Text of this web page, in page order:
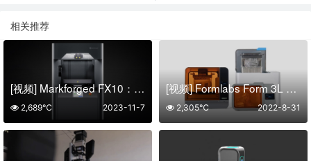
相关推荐
[视频] Markforged FX10：最新一代复合材料3D打印机增强您的制造能力
2023-11-7
2,689℃
[视频] Formlabs Form 3L 和 Form 3BL 生态系统介绍
2022-8-31
2,305℃